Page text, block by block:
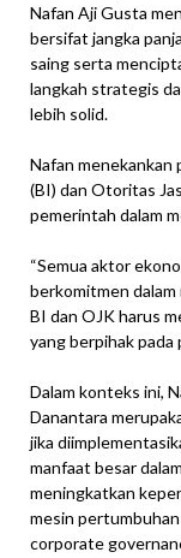
Nafan Aji Gusta
bersifat jangka
saing serta
langkah strategis
lebih solid.
Nafan menekankan
(BI) dan Otoritas
pemerintah dalam
“Semua aktor
berkomitmen
BI dan OJK harus
yang berpihak pada
Dalam konteks ini,
Danantara
jika
manfaat besar
meningkatkan
mesin
corporate